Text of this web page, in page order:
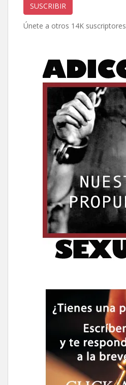
correo
electrónico
SUSCRIBIR
Únete a otros 14K suscriptores